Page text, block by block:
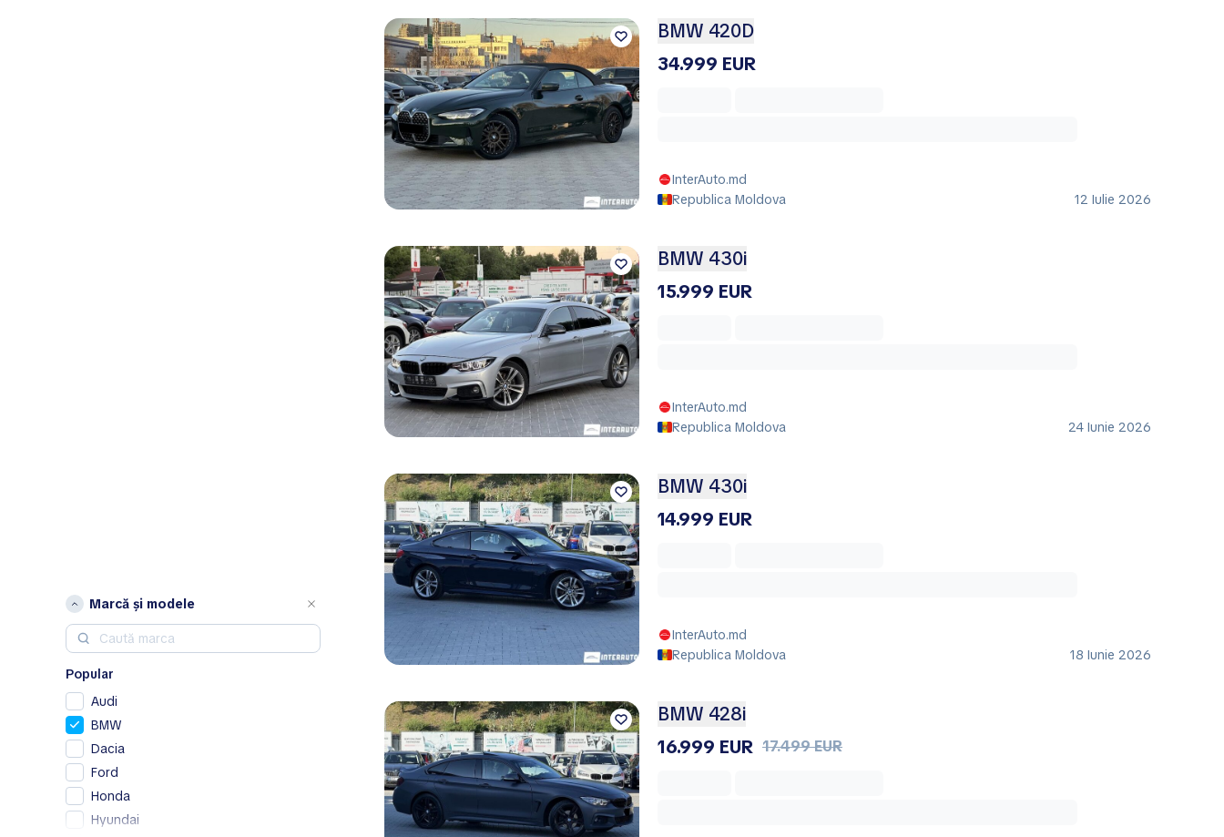
Marcă și modele
Popular
Audi
BMW
Dacia
Ford
Honda
Hyundai
BMW 420D
34.999 EUR
InterAuto.md
Republica Moldova
12 Iulie 2026
BMW 430i
15.999 EUR
InterAuto.md
Republica Moldova
24 Iunie 2026
BMW 430i
14.999 EUR
InterAuto.md
Republica Moldova
18 Iunie 2026
BMW 428i
16.999 EUR 17.499 EUR